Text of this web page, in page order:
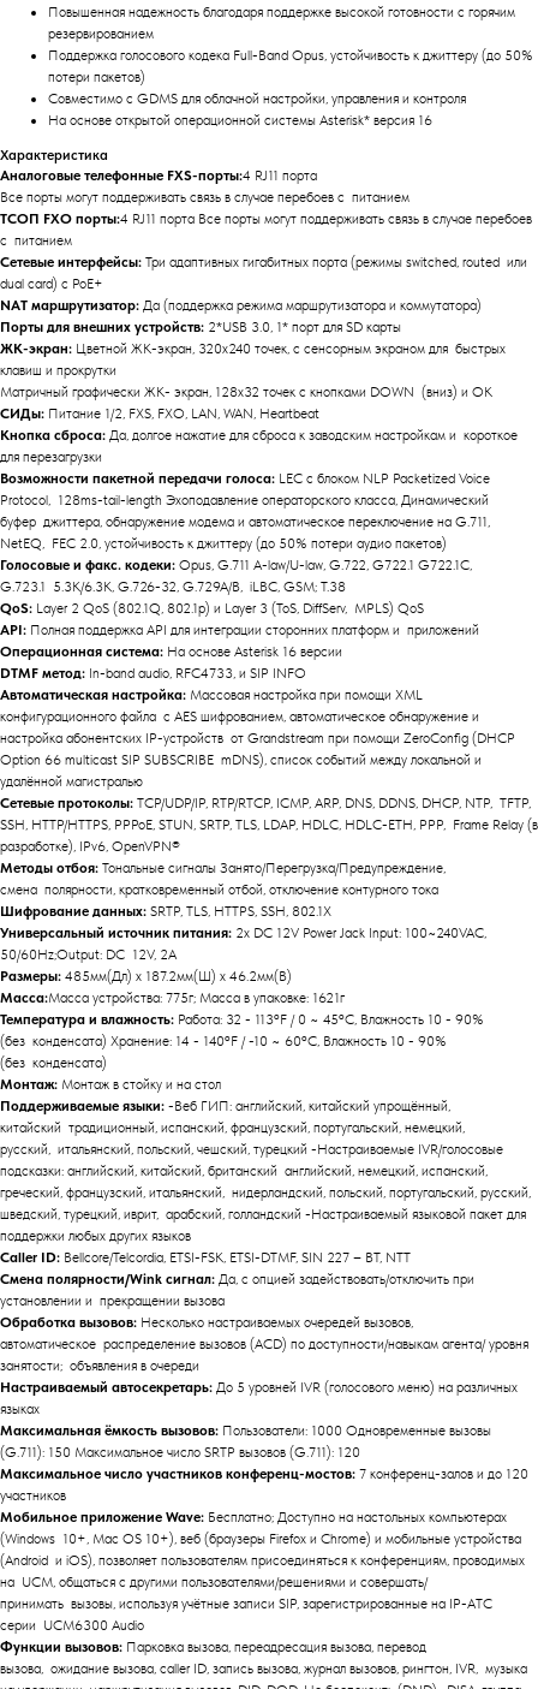
Повышенная надежность благодаря поддержке высокой готовности с горячим
резервированием
Поддержка голосового кодека Full-Band Opus, устойчивость к джиттеру (до 50%
потери пакетов)
Совместимо с GDMS для облачной настройки, управления и контроля
На основе открытой операционной системы Asterisk* версия 16
Характеристика
Аналоговые телефонные FXS-порты:4 RJ11 порта
Все порты могут поддерживать связь в случае перебоев с питанием
ТСОП FXO порты:4 RJ11 порта Все порты могут поддерживать связь в случае перебоев
с питанием
Сетевые интерфейсы: Три адаптивных гигабитных порта (режимы switched, routed или
dual card) с PoE+
NAT маршрутизатор: Да (поддержка режима маршрутизатора и коммутатора)
Порты для внешних устройств: 2*USB 3.0, 1* порт для SD карты
ЖК-экран: Цветной ЖК-экран, 320x240 точек, с сенсорным экраном для быстрых
клавиш и прокрутки
Матричный графически ЖК- экран, 128x32 точек с кнопками DOWN (вниз) и OK
СИДы: Питание 1/2, FXS, FXO, LAN, WAN, Heartbeat
Кнопка сброса: Да, долгое нажатие для сброса к заводским настройкам и короткое
для перезагрузки
Возможности пакетной передачи голоса: LEC с блоком NLP Packetized Voice
Protocol, 128ms-tail-length Эхоподавление операторского класса, Динамический
буфер джиттера, обнаружение модема и автоматическое переключение на G.711,
NetEQ, FEC 2.0, устойчивость к джиттеру (до 50% потери аудио пакетов)
Голосовые и факс. кодеки: Opus, G.711 A-law/U-law, G.722, G722.1 G722.1C,
G.723.1 5.3K/6.3K, G.726-32, G.729A/B, iLBC, GSM; T.38
QoS: Layer 2 QoS (802.1Q, 802.1p) и Layer 3 (ToS, DiffServ, MPLS) QoS
API: Полная поддержка API для интеграции сторонних платформ и приложений
Операционная система: На основе Asterisk 16 версии
DTMF метод: In-band audio, RFC4733, и SIP INFO
Автоматическая настройка: Массовая настройка при помощи XML
конфигурационного файла с AES шифрованием, автоматическое обнаружение и
настройка абонентских IP-устройств от Grandstream при помощи ZeroConfig (DHCP
Option 66 multicast SIP SUBSCRIBE mDNS), список событий между локальной и
удалённой магистралью
Сетевые протоколы: TCP/UDP/IP, RTP/RTCP, ICMP, ARP, DNS, DDNS, DHCP, NTP, TFTP,
SSH, HTTP/HTTPS, PPPoE, STUN, SRTP, TLS, LDAP, HDLC, HDLC-ETH, PPP, Frame Relay (в
разработке), IPv6, OpenVPN®
Методы отбоя: Тональные сигналы Занято/Перегрузка/Предупреждение,
смена полярности, кратковременный отбой, отключение контурного тока
Шифрование данных: SRTP, TLS, HTTPS, SSH, 802.1X
Универсальный источник питания: 2x DC 12V Power Jack Input: 100~240VAC,
50/60Hz;Output: DC 12V, 2A
Размеры: 485мм(Дл) x 187.2мм(Ш) x 46.2мм(В)
Масса:Масса устройства: 775г; Масса в упаковке: 1621г
Температура и влажность: Работа: 32 - 113ºF / 0 ~ 45ºC, Влажность 10 - 90%
(без конденсата) Хранение: 14 - 140ºF / -10 ~ 60ºC, Влажность 10 - 90%
(без конденсата)
Монтаж: Монтаж в стойку и на стол
Поддерживаемые языки: -Веб ГИП: английский, китайский упрощённый,
китайский традиционный, испанский, французский, португальский, немецкий,
русский, итальянский, польский, чешский, турецкий -Настраиваемые IVR/голосовые
подсказки: английский, китайский, британский английский, немецкий, испанский,
греческий, французский, итальянский, нидерландский, польский, португальский, русский,
шведский, турецкий, иврит, арабский, голландский -Настраиваемый языковой пакет для
поддержки любых других языков
Caller ID: Bellcore/Telcordia, ETSI-FSK, ETSI-DTMF, SIN 227 – BT, NTT
Смена полярности/Wink сигнал: Да, с опцией задействовать/отключить при
установлении и прекращении вызова
Обработка вызовов: Несколько настраиваемых очередей вызовов,
автоматическое распределение вызовов (ACD) по доступности/навыкам агента/ уровня
занятости; объявления в очереди
Настраиваемый автосекретарь: До 5 уровней IVR (голосового меню) на различных
языках
Максимальная ёмкость вызовов: Пользователи: 1000 Одновременные вызовы
(G.711): 150 Максимальное число SRTP вызовов (G.711): 120
Максимальное число участников конференц-мостов: 7 конференц-залов и до 120
участников
Мобильное приложение Wave: Бесплатно; Доступно на настольных компьютерах
(Windows 10+, Mac OS 10+), веб (браузеры Firefox и Chrome) и мобильные устройства
(Android и iOS), позволяет пользователям присоединяться к конференциям, проводимых
на UCM, общаться с другими пользователями/решениями и совершать/
принимать вызовы, используя учётные записи SIP, зарегистрированные на IP-АТС
серии UCM6300 Audio
Функции вызовов: Парковка вызова, переадресация вызова, перевод
вызова, ожидание вызова, caller ID, запись вызова, журнал вызовов, рингтон, IVR, музыка